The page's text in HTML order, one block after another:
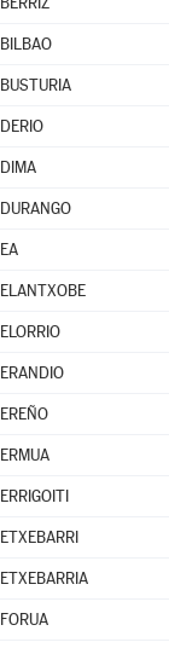
BILBAO
BUSTURIA
DERIO
DIMA
DURANGO
EA
ELANTXOBE
ELORRIO
ERANDIO
EREÑO
ERMUA
ERRIGOITI
ETXEBARRI
ETXEBARRIA
FORUA